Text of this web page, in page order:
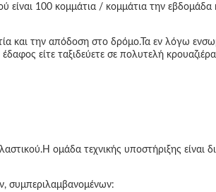
100 κομμάτια / κομμάτια την εβδομάδα
και την απόδοση στο δρόμο.Τα εν λόγω
είτε ταξιδεύετε σε πολυτελή
ομάδα τεχνικής υποστήριξης είναι
συμπεριλαμβανομένων: